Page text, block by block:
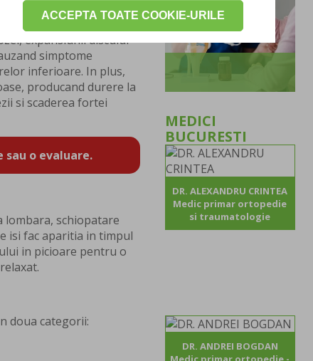
ACCEPTA TOATE COOKIE-URILE
lombare
sau
expansiunii discului
simptome
inferioare. In plus,
producand durere la
si scaderea fortei
sau o evaluare.
lombara, schiopatare
isi fac aparitia in timpul
in picioare pentru o
doua categorii:
MEDICI
BUCURESTI
DR. ALEXANDRU CRINTEA
Medic primar ortopedie
si traumatologie
DR. ANDREI BOGDAN